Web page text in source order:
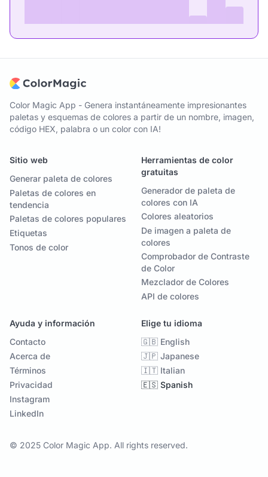
Color Magic App - Genera instantáneamente impresionantes
paletas y esquemas de colores a partir de un nombre, imagen,
código HEX, palabra o un color con IA!
Sitio web
Generar paleta de colores
Paletas de colores en
tendencia
Paletas de colores populares
Etiquetas
Tonos de color
Herramientas de color
gratuitas
Generador de paleta de
colores con IA
Colores aleatorios
De imagen a paleta de
colores
Comprobador de Contraste
de Color
Mezclador de Colores
API de colores
Ayuda y información
Contacto
Acerca de
Términos
Privacidad
Instagram
LinkedIn
Elige tu idioma
🇬🇧 English
🇯🇵 Japanese
🇮🇹 Italian
🇪🇸 Spanish
© 2025 Color Magic App. All rights reserved.